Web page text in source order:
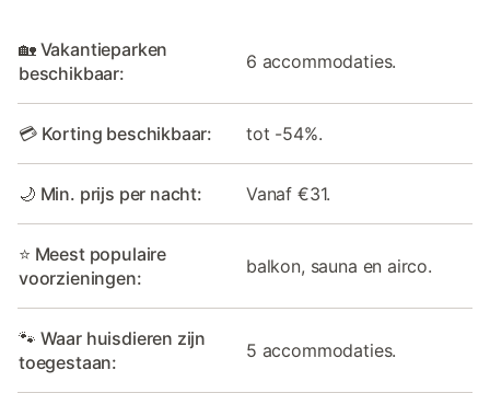
🏡 Vakantieparken
beschikbaar:
6 accommodaties.
💳 Korting beschikbaar: tot -54%.
🌙 Min. prijs per nacht: Vanaf €31.
⭐ Meest populaire
voorzieningen:
balkon, sauna en airco.
🐾 Waar huisdieren zijn
toegestaan:
5 accommodaties.